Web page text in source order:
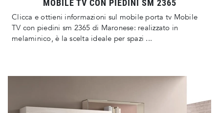
MOBILE TV CON PIEDINI SM 2365
Clicca e ottieni informazioni sul mobile porta tv Mobile
TV con piedini sm 2365 di Maronese: realizzato in
melaminico, è la scelta ideale per spazi ...